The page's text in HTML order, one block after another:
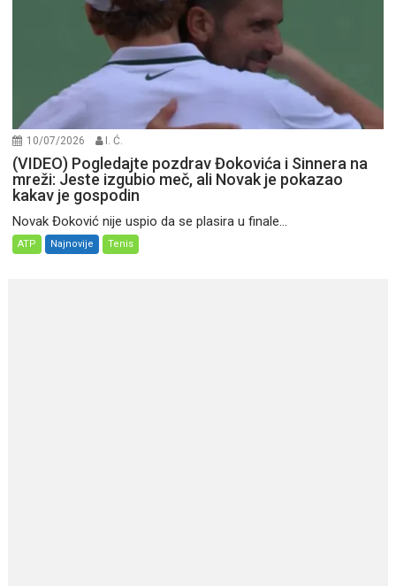
10/07/2026 I. Ć.
(VIDEO) Pogledajte pozdrav Đokovića i Sinnera na
mreži: Jeste izgubio meč, ali Novak je pokazao
kakav je gospodin
Novak Đoković nije uspio da se plasira u finale...
ATP Najnovije Tenis